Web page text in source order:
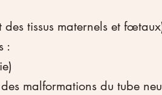
des tissus maternels et
:
malformations du tube